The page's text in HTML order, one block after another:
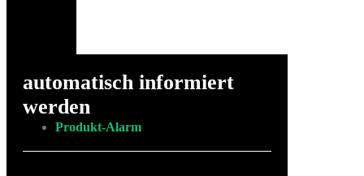
automatisch informiert
werden
Produkt-Alarm